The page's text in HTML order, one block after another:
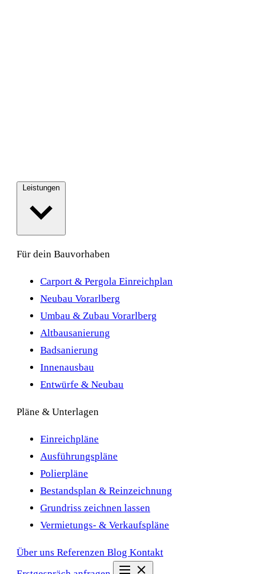
Für dein Bauvorhaben
Carport & Pergola Einreichplan
Neubau Vorarlberg
Umbau & Zubau Vorarlberg
Altbausanierung
Badsanierung
Innenausbau
Entwürfe & Neubau
Pläne & Unterlagen
Einreichpläne
Ausführungspläne
Polierpläne
Bestandsplan & Reinzeichnung
Grundriss zeichnen lassen
Vermietungs- & Verkaufspläne
Über uns Referenzen Blog Kontakt